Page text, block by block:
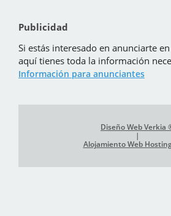
Publicidad
Si estás interesado en anunciarte
aquí tienes toda la información
Información para anunciantes
Diseño Web Verkia
|
Alojamiento Web